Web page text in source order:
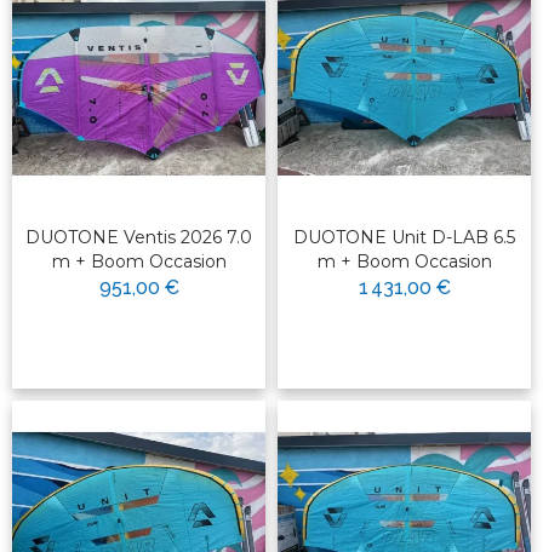
DUOTONE Ventis 2026 7.0
m + Boom Occasion
951,00 €
DUOTONE Unit D-LAB 6.5
m + Boom Occasion
1 431,00 €